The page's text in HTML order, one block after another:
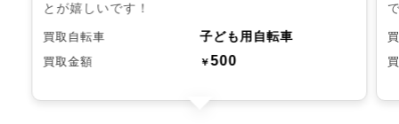
とが嬉しいです！
買取自転車 子ども用自転車
買取金額 ￥500